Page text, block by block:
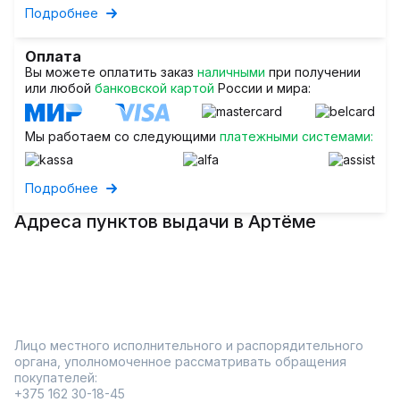
Подробнее
Оплата
Вы можете оплатить заказ наличными при получении
или любой банковской картой России и мира:
Мы работаем со следующими платежными системами:
Подробнее
Адреса пунктов выдачи в Артёме
Лицо местного исполнительного и распорядительного
органа, уполномоченное рассматривать обращения
покупателей:
+375 162 30-18-45